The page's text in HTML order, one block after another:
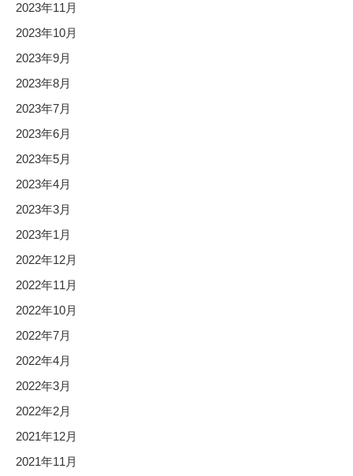
2023年11月
2023年10月
2023年9月
2023年8月
2023年7月
2023年6月
2023年5月
2023年4月
2023年3月
2023年1月
2022年12月
2022年11月
2022年10月
2022年7月
2022年4月
2022年3月
2022年2月
2021年12月
2021年11月